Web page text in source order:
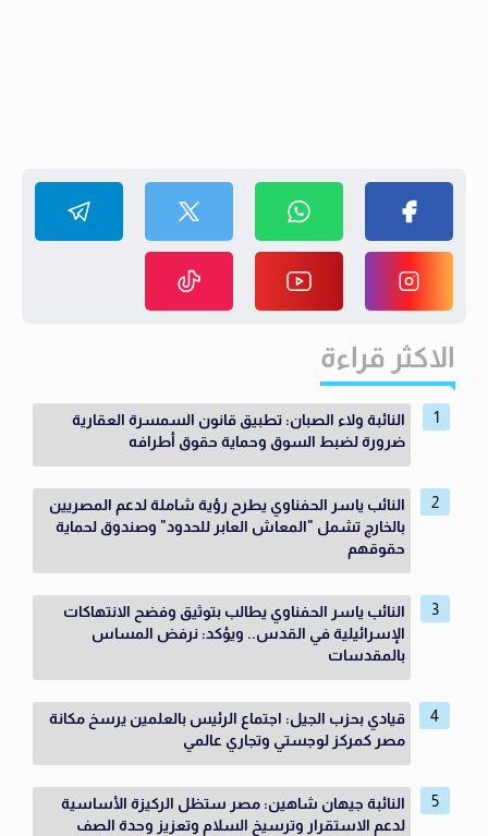
الاكثر قراءة
النائبة ولاء الصبان: تطبيق قانون السمسرة العقارية
ضرورة لضبط السوق وحماية حقوق أطرافه
النائب ياسر الحفناوي يطرح رؤية شاملة لدعم المصريين
بالخارج تشمل "المعاش العابر للحدود" وصندوق لحماية
حقوقهم
النائب ياسر الحفناوي يطالب بتوثيق وفضح الانتهاكات
الإسرائيلية في القدس.. ويؤكد: نرفض المساس
بالمقدسات
قيادي بحزب الجيل: اجتماع الرئيس بالعلمين يرسخ مكانة
مصر كمركز لوجستي وتجاري عالمي
النائبة جيهان شاهين: مصر ستظل الركيزة الأساسية
لدعم الاستقرار وترسيخ السلام وتعزيز وحدة الصف